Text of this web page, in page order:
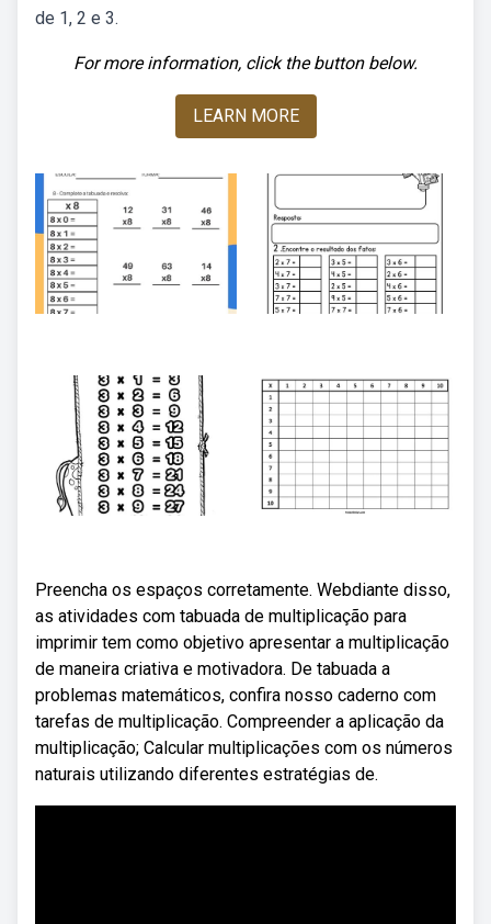
de 1, 2 e 3.
For more information, click the button below.
LEARN MORE
Preencha os espaços corretamente. Webdiante disso,
as atividades com tabuada de multiplicação para
imprimir tem como objetivo apresentar a multiplicação
de maneira criativa e motivadora. De tabuada a
problemas matemáticos, confira nosso caderno com
tarefas de multiplicação. Compreender a aplicação da
multiplicação; Calcular multiplicações com os números
naturais utilizando diferentes estratégias de.